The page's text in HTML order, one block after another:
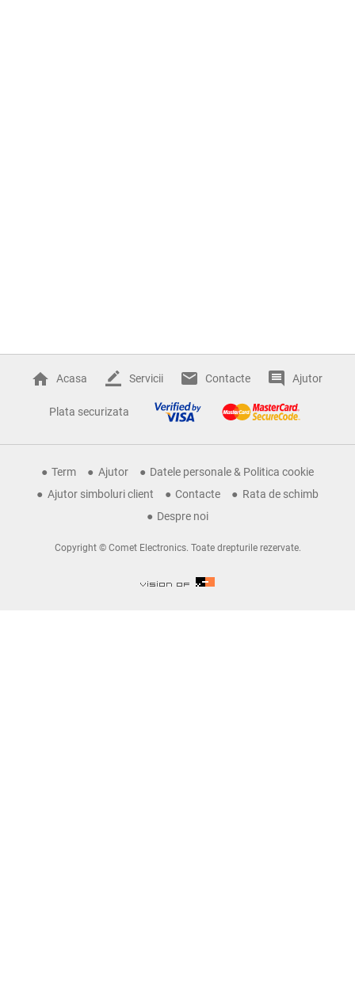
Acasa Servicii Contacte Ajutor
Plata securizata
Term Ajutor
Datele personale & Politica cookie
Ajutor simboluri client
Contacte
Rata de schimb
Despre noi
Copyright © Comet Electronics. Toate drepturile rezervate.